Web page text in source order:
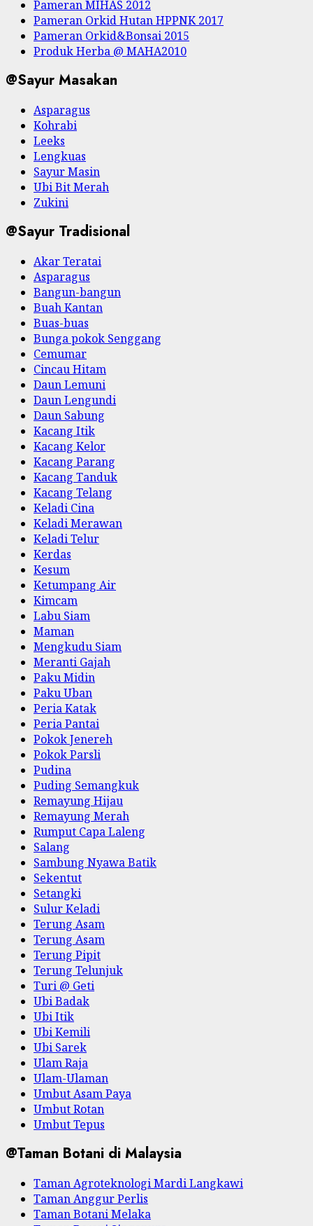
Pameran MIHAS 2012
Pameran Orkid Hutan HPPNK 2017
Pameran Orkid&Bonsai 2015
Produk Herba @ MAHA2010
@Sayur Masakan
Asparagus
Kohrabi
Leeks
Lengkuas
Sayur Masin
Ubi Bit Merah
Zukini
@Sayur Tradisional
Akar Teratai
Asparagus
Bangun-bangun
Buah Kantan
Buas-buas
Bunga pokok Senggang
Cemumar
Cincau Hitam
Daun Lemuni
Daun Lengundi
Daun Sabung
Kacang Itik
Kacang Kelor
Kacang Parang
Kacang Tanduk
Kacang Telang
Keladi Cina
Keladi Merawan
Keladi Telur
Kerdas
Kesum
Ketumpang Air
Kimcam
Labu Siam
Maman
Mengkudu Siam
Meranti Gajah
Paku Midin
Paku Uban
Peria Katak
Peria Pantai
Pokok Jenereh
Pokok Parsli
Pudina
Puding Semangkuk
Remayung Hijau
Remayung Merah
Rumput Capa Laleng
Salang
Sambung Nyawa Batik
Sekentut
Setangki
Sulur Keladi
Terung Asam
Terung Asam
Terung Pipit
Terung Telunjuk
Turi @ Geti
Ubi Badak
Ubi Itik
Ubi Kemili
Ubi Sarek
Ulam Raja
Ulam-Ulaman
Umbut Asam Paya
Umbut Rotan
Umbut Tepus
@Taman Botani di Malaysia
Taman Agroteknologi Mardi Langkawi
Taman Anggur Perlis
Taman Botani Melaka